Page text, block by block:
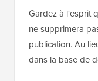
Gardez à l'esprit
ne supprimera
publication. Au
dans la base de